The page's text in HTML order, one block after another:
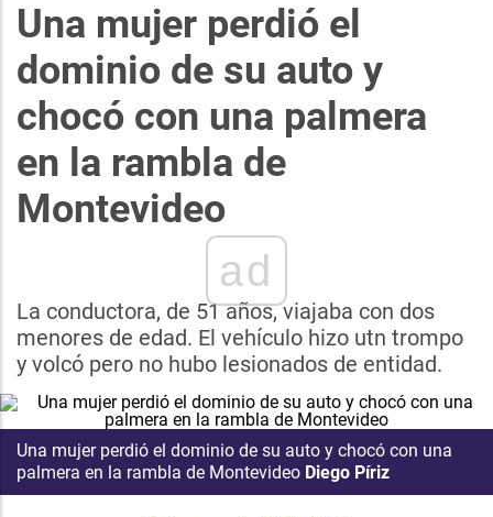
Una mujer perdió el
dominio de su auto y
chocó con una palmera
en la rambla de
Montevideo
ad
La conductora, de 51 años, viajaba con dos
menores de edad. El vehículo hizo utn trompo
y volcó pero no hubo lesionados de entidad.
Una mujer perdió el dominio de su auto y chocó con una
palmera en la rambla de Montevideo Diego Píriz